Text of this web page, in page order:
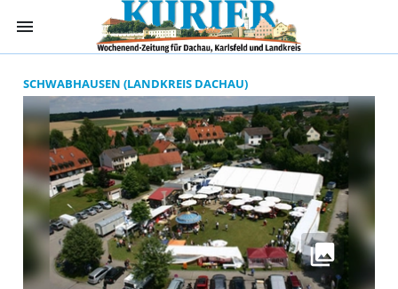
menu
SCHWABHAUSEN (LANDKREIS DACHAU)